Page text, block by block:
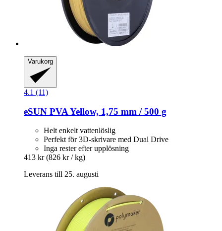
Varukorg
4.1 (11)
eSUN PVA Yellow, 1,75 mm / 500 g
Helt enkelt vattenlöslig
Perfekt för 3D-skrivare med Dual Drive
Inga rester efter upplösning
413 kr (826 kr / kg)
Leverans till 25. augusti